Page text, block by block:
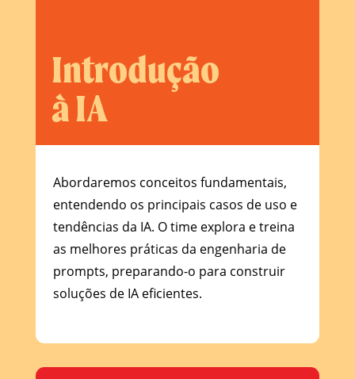
Introdução
à IA
Abordaremos conceitos fundamentais,
entendendo os principais casos de uso e
tendências da IA. O time explora e treina
as melhores práticas da engenharia de
prompts, preparando-o para construir
soluções de IA eficientes.